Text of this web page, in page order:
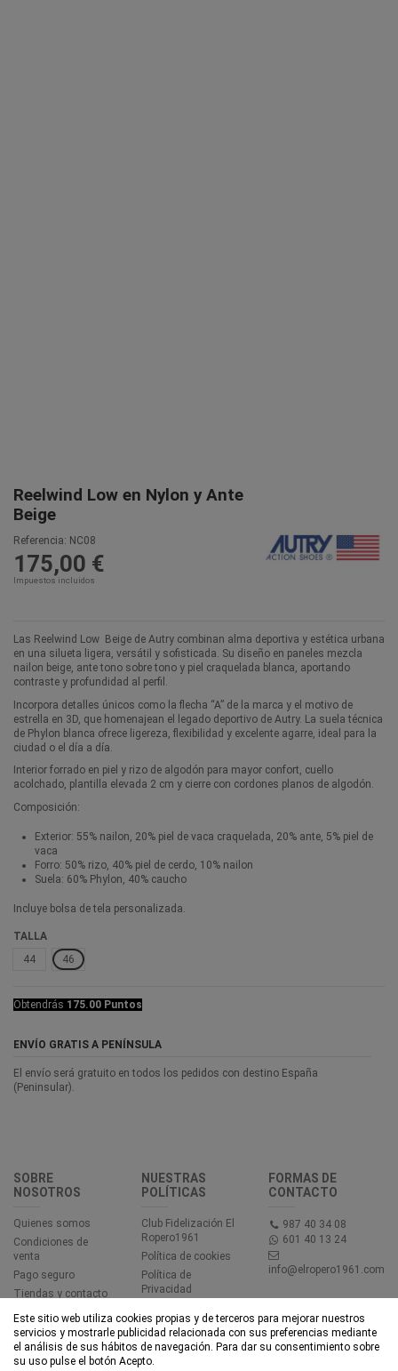
Reelwind Low en Nylon y Ante
Beige
Referencia: NC08
175,00 €
Impuestos incluidos
Las Reelwind Low Beige de Autry combinan alma deportiva y estética urbana
en una silueta ligera, versátil y sofisticada. Su diseño en paneles mezcla
nailon beige, ante tono sobre tono y piel craquelada blanca, aportando
contraste y profundidad al perfil.
Incorpora detalles únicos como la flecha “A” de la marca y el motivo de
estrella en 3D, que homenajean el legado deportivo de Autry. La suela técnica
de Phylon blanca ofrece ligereza, flexibilidad y excelente agarre, ideal para la
ciudad o el día a día.
Interior forrado en piel y rizo de algodón para mayor confort, cuello
acolchado, plantilla elevada 2 cm y cierre con cordones planos de algodón.
Composición:
Exterior: 55% nailon, 20% piel de vaca craquelada, 20% ante, 5% piel de
vaca
Forro: 50% rizo, 40% piel de cerdo, 10% nailon
Suela: 60% Phylon, 40% caucho
Incluye bolsa de tela personalizada.
TALLA
44
46
Obtendrás 175.00 Puntos
ENVÍO GRATIS A PENÍNSULA
El envío será gratuito en todos los pedidos con destino España
(Peninsular).
SOBRE
NOSOTROS
Quienes somos
Condiciones de
venta
Pago seguro
Tiendas y contacto
NUESTRAS
POLÍTICAS
Club Fidelización El
Ropero1961
Política de cookies
Política de
Privacidad
Accesibilidad
FORMAS DE
CONTACTO
987 40 34 08
601 40 13 24
info@elropero1961.com
Este sitio web utiliza cookies propias y de terceros para mejorar nuestros
servicios y mostrarle publicidad relacionada con sus preferencias mediante
el análisis de sus hábitos de navegación. Para dar su consentimiento sobre
su uso pulse el botón Acepto.